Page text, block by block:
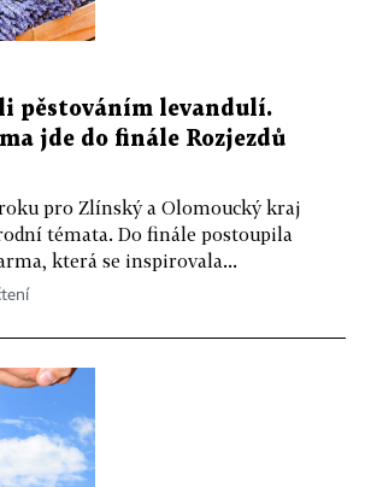
pěstováním levandulí.
jde do finále Rozjezdů
pro Zlínský a Olomoucký kraj
témata. Do finále postoupila
která se inspirovala...